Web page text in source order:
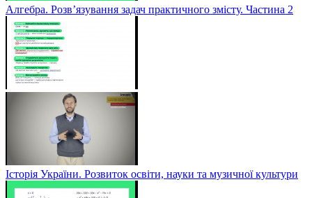
Алгебра. Розв’язування задач практичного змісту. Частина 2
Історія України. Розвиток освіти, науки та музичної культури